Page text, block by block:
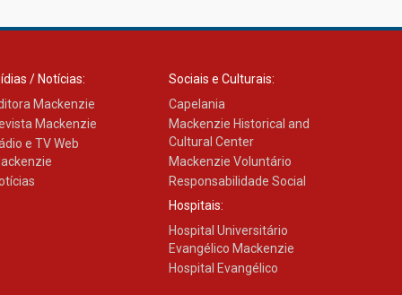
/ Notícias:
Mackenzie
Mackenzie
e TV Web
Sociais e Culturais:
Capelania
Mackenzie Historical and
Cultural Center
Mackenzie Voluntário
Responsabilidade Social
Hospitais:
Hospital Universitário
Evangélico Mackenzie
Hospital Evangélico